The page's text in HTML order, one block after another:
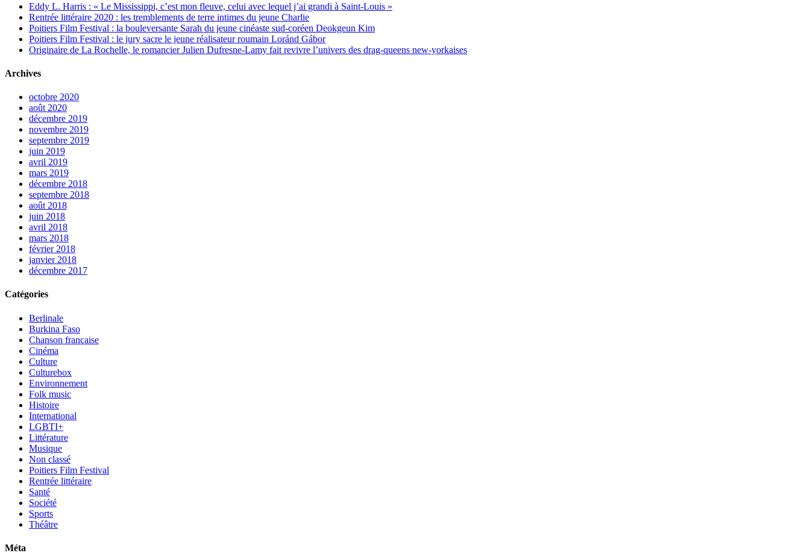
Eddy L. Harris : « Le Mississippi, c’est mon fleuve, celui avec lequel j’ai grandi à Saint-Louis »
Rentrée littéraire 2020 : les tremblements de terre intimes du jeune Charlie
Poitiers Film Festival : la bouleversante Sarah du jeune cinéaste sud-coréen Deokgeun Kim
Poitiers Film Festival : le jury sacre le jeune réalisateur roumain Loránd Gábor
Originaire de La Rochelle, le romancier Julien Dufresne-Lamy fait revivre l’univers des drag-queens new-yorkaises
Archives
octobre 2020
août 2020
décembre 2019
novembre 2019
septembre 2019
juin 2019
avril 2019
mars 2019
décembre 2018
septembre 2018
août 2018
juin 2018
avril 2018
mars 2018
février 2018
janvier 2018
décembre 2017
Catégories
Berlinale
Burkina Faso
Chanson française
Cinéma
Culture
Culturebox
Environnement
Folk music
Histoire
International
LGBTI+
Littérature
Musique
Non classé
Poitiers Film Festival
Rentrée littéraire
Santé
Société
Sports
Théâtre
Méta